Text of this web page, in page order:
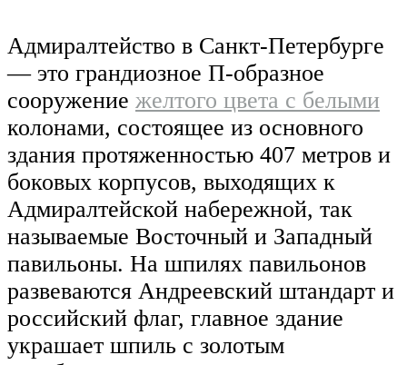
Адмиралтейство в Санкт-Петербурге
— это грандиозное П-образное
сооружение желтого цвета с белыми
колонами, состоящее из основного
здания протяженностью 407 метров и
боковых корпусов, выходящих к
Адмиралтейской набережной, так
называемые Восточный и Западный
павильоны. На шпилях павильонов
развеваются Андреевский штандарт и
российский флаг, главное здание
украшает шпиль с золотым